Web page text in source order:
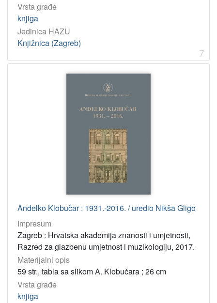
Vrsta građe
knjiga
Jedinica HAZU
Knjižnica (Zagreb)
7
Anđelko Klobučar : 1931.-2016. / uredio Nikša Gligo
Impresum
Zagreb : Hrvatska akademija znanosti i umjetnosti,
Razred za glazbenu umjetnost i muzikologiju, 2017.
Materijalni opis
59 str., tabla sa slikom A. Klobučara ; 26 cm
Vrsta građe
knjiga